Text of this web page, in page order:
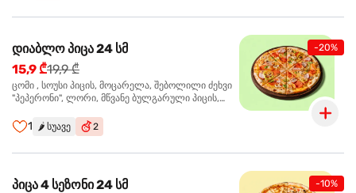
-20%
დიაბლო პიცა 24 სმ
15,9 ₾19,9 ₾
ცომი , სოუსი პიცის, მოცარელა, შებოლილი ძეხვი
"პეპერონი", ლორი, მწვანე ბულგარული პიცის,
1 🌶️ სუავე 2
-10%
პიცა 4 სეზონი 24 სმ